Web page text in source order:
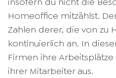
Homeoffice mitzählst.
Zahlen derer, die von zu
kontinuierlich an. In
Firmen ihre
ihrer Mitarbeiter aus.